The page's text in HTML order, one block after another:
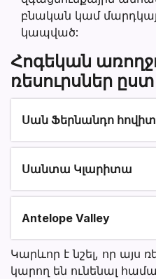
բնական կամ
կապված:
Հոգեկան
ռեսուրսներ
Սան Ֆերնանդո հովիտ
Սանտա Կլարիտա
Antelope Valley
Կարևոր է նշել, որ այս
կարող են ունենալ